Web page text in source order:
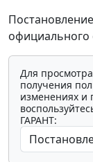
официального
Для
получения
изменениях и
ГАРАНТ: